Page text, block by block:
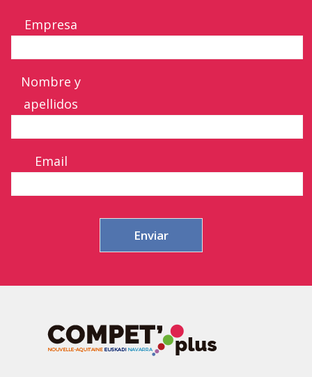
Empresa
Nombre y
apellidos
Email